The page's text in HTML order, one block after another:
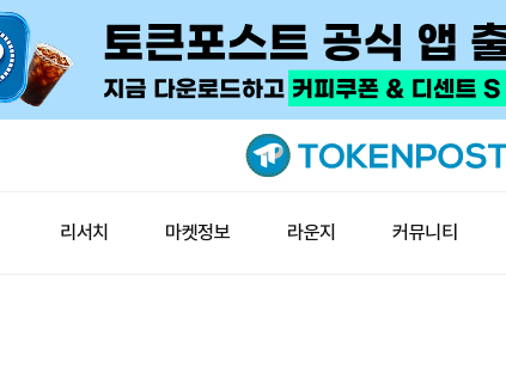
리서치 마켓정보 라운지 커뮤니티